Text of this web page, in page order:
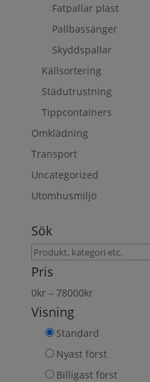
Fatpallar plast
Pallbassänger
Skyddspallar
Källsortering
Städutrustning
Tippcontainers
Omklädning
Transport
Uncategorized
Utomhusmiljö
Sök
Sök
produkt
Pris
0kr– 78000kr
Visning
Standard
Nyast först
Billigast först